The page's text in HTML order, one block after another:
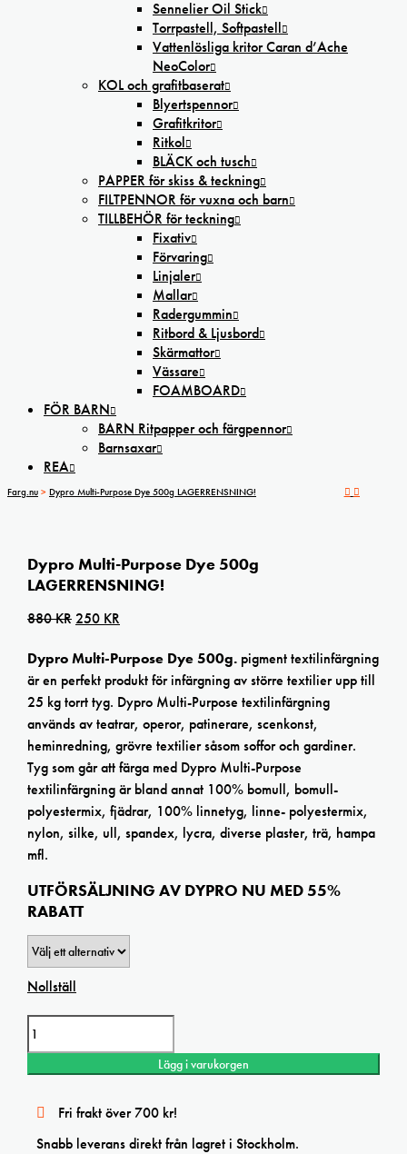
Sennelier Oil Stick
Torrpastell, Softpastell
Vattenlösliga kritor Caran d’Ache
NeoColor
KOL och grafitbaserat
Blyertspennor
Grafitkritor
Ritkol
BLÄCK och tusch
PAPPER för skiss & teckning
FILTPENNOR för vuxna och barn
TILLBEHÖR för teckning
Fixativ
Förvaring
Linjaler
Mallar
Radergummin
Ritbord & Ljusbord
Skärmattor
Vässare
FOAMBOARD
FÖR BARN
BARN Ritpapper och färgpennor
Barnsaxar
REA
Farg.nu > Dypro Multi-Purpose Dye 500g LAGERRENSNING!
Dypro Multi-Purpose Dye 500g
LAGERRENSNING!
880KR Det
priset
var:
880 kr.
250 KR
priset
är:
250 kr.
Dypro Multi-Purpose Dye 500g. pigment textilinfärgning
är en perfekt produkt för infärgning av större textilier upp till
25 kg torrt tyg. Dypro Multi-Purpose textilinfärgning
används av teatrar, operor, patinerare, scenkonst,
heminredning, grövre textilier såsom soffor och gardiner.
Tyg som går att färga med Dypro Multi-Purpose
textilinfärgning är bland annat 100% bomull, bomull-
polyestermix, fjädrar, 100% linnetyg, linne- polyestermix,
nylon, silke, ull, spandex, lycra, diverse plaster, trä, hampa
mfl.
UTFÖRSÄLJNING AV DYPRO NU MED 55%
RABATT
Nollställ
Lägg i varukorgen
Fri frakt över 700 kr!
Snabb leverans direkt från lagret i Stockholm.